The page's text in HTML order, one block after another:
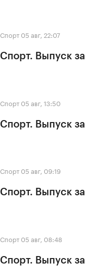
Спорт 05 авг, 22:07
Спорт. Выпуск
Спорт 05 авг, 13:50
Спорт. Выпуск
Спорт 05 авг, 09:19
Спорт. Выпуск
Спорт 05 авг, 08:48
Спорт. Выпуск